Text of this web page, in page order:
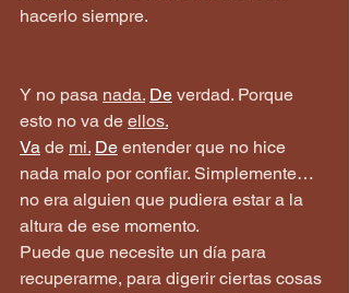
hacerlo siempre.
Y no pasa nada. De verdad. Porque
esto no va de ellos.
Va de mi. De entender que no hice
nada malo por confiar. Simplemente…
no era alguien que pudiera estar a la
altura de ese momento.
Puede que necesite un día para
recuperarme, para digerir ciertas cosas